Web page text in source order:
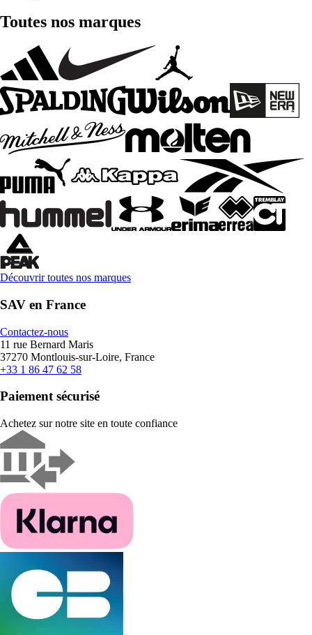
Toutes nos marques
Découvrir toutes nos marques
SAV en France
Contactez-nous
11 rue Bernard Maris
37270 Montlouis-sur-Loire, France
+33 1 86 47 62 58
Paiement sécurisé
Achetez sur notre site en toute confiance